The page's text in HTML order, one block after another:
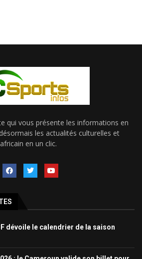
qui vous présente les informations en
les actualités culturelles et
en un clic.
dévoile le calendrier de la saison